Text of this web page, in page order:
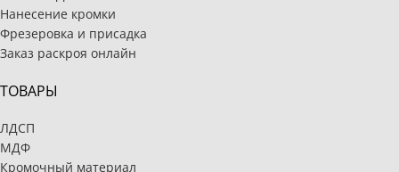
Нанесение кромки
Фрезеровка и присадка
Заказ раскроя онлайн
ТОВАРЫ
ЛДСП
МДФ
Кромочный материал